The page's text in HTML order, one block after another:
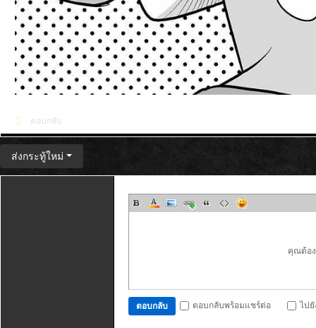
ตอบกลับ
ส่งกระทู้ใหม่
คุณต้อง
ตอบกลับ ตอบกลับพร้อมแชร์ต่อ ไป